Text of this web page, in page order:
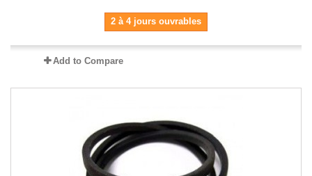
2 à 4 jours ouvrables
Add to Compare